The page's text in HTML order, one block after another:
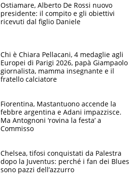
Ostiamare, Alberto De Rossi nuovo
presidente: il compito e gli obiettivi
ricevuti dal figlio Daniele
Chi è Chiara Pellacani, 4 medaglie agli
Europei di Parigi 2026, papà Giampaolo
giornalista, mamma insegnante e il
fratello calciatore
Fiorentina, Mastantuono accende la
febbre argentina e Adani impazzisce.
Ma Antognoni ‘rovina la festa’ a
Commisso
Chelsea, tifosi conquistati da Palestra
dopo la Juventus: perché i fan dei Blues
sono pazzi dell’azzurro